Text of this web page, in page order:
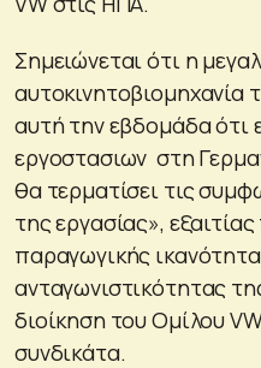
Σημειώνεται ότι η
αυτή την εβδομάδα ότι
εργοστασιων στη
θα τερματίσει τις
της εργασίας»,
παραγωγικής
ανταγωνιστικότητας
διοίκηση του Ομίλου
συνδικάτα.